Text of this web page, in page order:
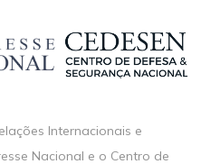
Internacionais e
Nacional e o Centro de